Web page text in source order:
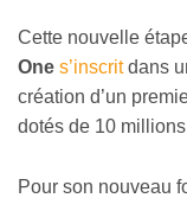
Cette nouvelle
One s’inscritdans
création d’un
dotés de 10
Pour son nouveau